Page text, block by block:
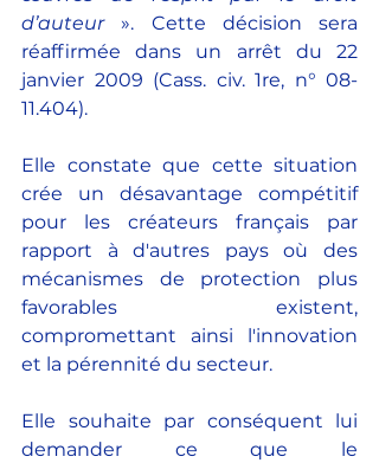
d’auteur ». Cette décision sera
réaffirmée dans un arrêt du 22
janvier 2009 (Cass. civ. 1re, n° 08-
11.404).
Elle constate que cette situation
crée un désavantage compétitif
pour les créateurs français par
rapport à d'autres pays où des
mécanismes de protection plus
favorables existent,
compromettant ainsi l'innovation
et la pérennité du secteur.
Elle souhaite par conséquent lui
demander ce que le